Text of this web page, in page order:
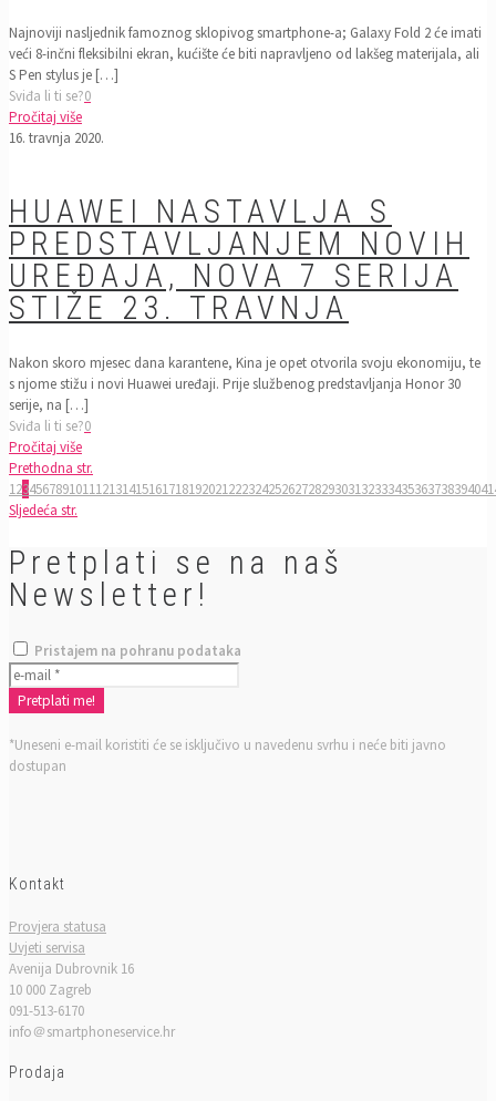
Najnoviji nasljednik famoznog sklopivog smartphone-a; Galaxy Fold 2 će imati
veći 8-inčni fleksibilni ekran, kućište će biti napravljeno od lakšeg materijala, ali
S Pen stylus je […]
Sviđa li ti se?0
Pročitaj više
16. travnja 2020.
HUAWEI NASTAVLJA S
PREDSTAVLJANJEM NOVIH
UREĐAJA, NOVA 7 SERIJA
STIŽE 23. TRAVNJA
Nakon skoro mjesec dana karantene, Kina je opet otvorila svoju ekonomiju, te
s njome stižu i novi Huawei uređaji. Prije službenog predstavljanja Honor 30
serije, na […]
Sviđa li ti se?0
Pročitaj više
Prethodna str.
1234567891011121314151617181920212223242526272829303132333435363738394041
Sljedeća str.
Pretplati se na naš
Newsletter!
Pristajem na pohranu podataka
*Uneseni e-mail koristiti će se isključivo u navedenu svrhu i neće biti javno
dostupan
Kontakt
Provjera statusa
Uvjeti servisa
Avenija Dubrovnik 16
10 000 Zagreb
091-513-6170
info＠smartphoneservice.hr
Prodaja